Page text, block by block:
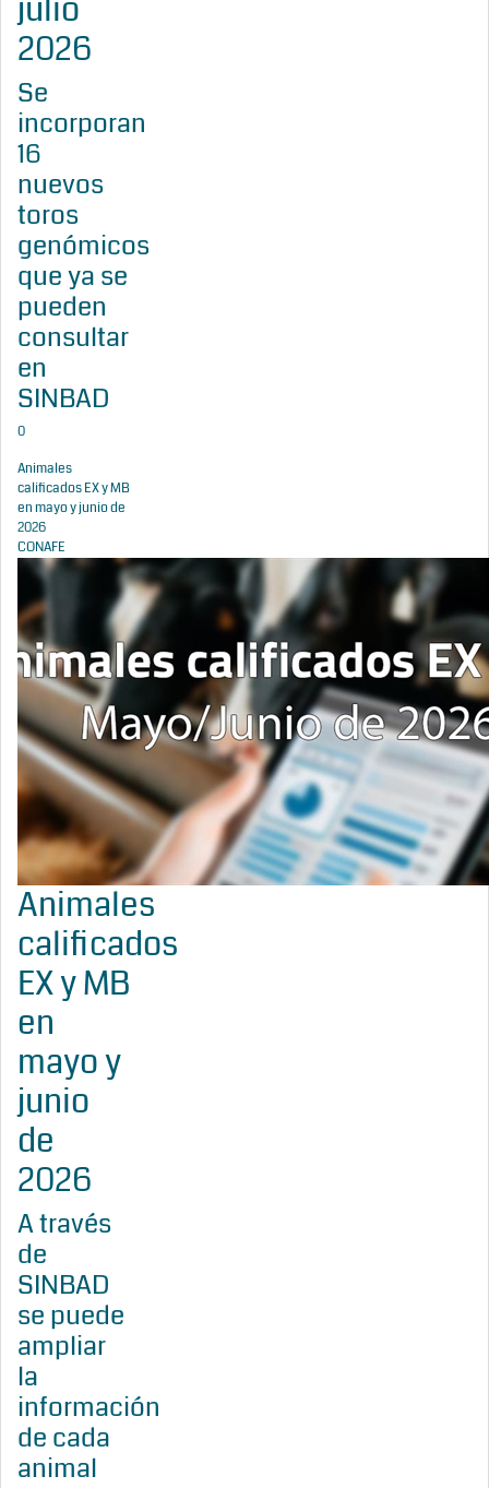
julio
2026
Se
incorporan
16
nuevos
toros
genómicos
que ya se
pueden
consultar
en
SINBAD
0
Animales
calificados EX y MB
en mayo y junio de
2026
CONAFE
Animales
calificados
EX y MB
en
mayo y
junio
de
2026
A través
de
SINBAD
se puede
ampliar
la
información
de cada
animal